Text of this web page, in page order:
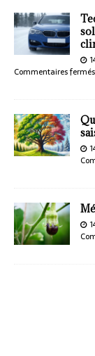
Commentaires fermés